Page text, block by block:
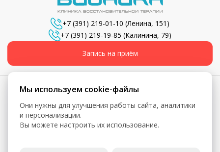
+7 (391) 219-01-10 (Ленина, 151)
+7 (391) 219-19-85 (Калинина, 79)
Запись на приём
© 2026, Бионика - Сеть медицинских центров
Вся информация, включая цены, представлена для
Мы используем cookie-файлы
Они нужны для улучшения работы сайта, аналитики
и персонализации.
Вы можете настроить их использование.